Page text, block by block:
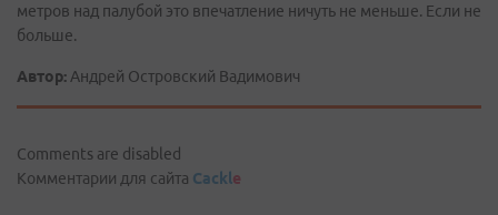
метров над палубой это впечатление ничуть не меньше. Если не
больше.
Автор: Андрей Островский Вадимович
Comments are disabled
Комментарии для сайта Cackle